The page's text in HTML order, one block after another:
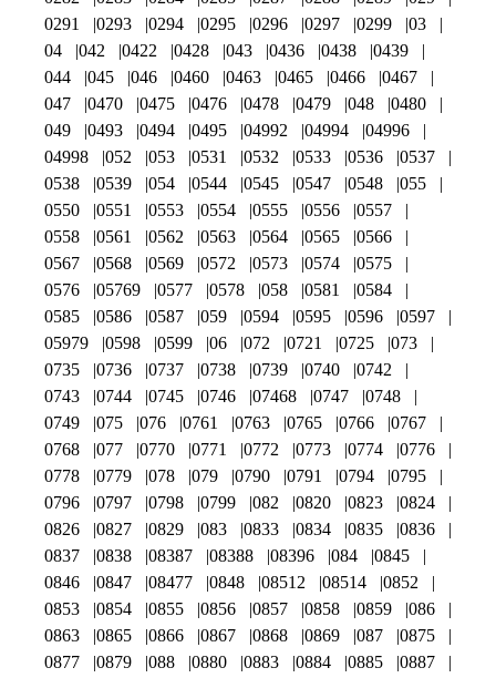
0291
0293 0294 0295 0296 0297 0299
03
04
042 0422 0428 043 0436 0438
0439
044
045 046 0460 0463 0465 0466
0467
047
0470 0475 0476 0478 0479 048
0480
049
0493 0494 0495 04992 04994
04996
04998
052 053 0531 0532 0533 0536
0537
0538
0539 054 0544 0545 0547 0548
055
0550
0551 0553 0554 0555 0556
0557
0558
0561 0562 0563 0564 0565
0566
0567
0568 0569 0572 0573 0574
0575
0576
05769 0577 0578 058 0581
0584
0585
0586 0587 059 0594 0595 0596
0597
05979
0598 0599 06 072 0721 0725
073
0735
0736 0737 0738 0739 0740
0742
0743
0744 0745 0746 07468 0747
0748
0749
075 076 0761 0763 0765 0766
0767
0768
077 0770 0771 0772 0773 0774
0776
0778
0779 078 079 0790 0791 0794
0795
0796
0797 0798 0799 082 0820 0823
0824
0826
0827 0829 083 0833 0834 0835
0836
0837
0838 08387 08388 08396 084
0845
0846
0847 08477 0848 08512 08514
0852
0853
0854 0855 0856 0857 0858 0859
086
0863
0865 0866 0867 0868 0869 087
0875
0877
0879 088 0880 0883 0884 0885
0887